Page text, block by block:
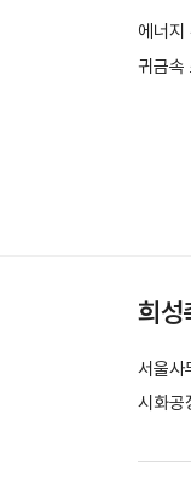
에너지
귀금속
희성
서울
시화